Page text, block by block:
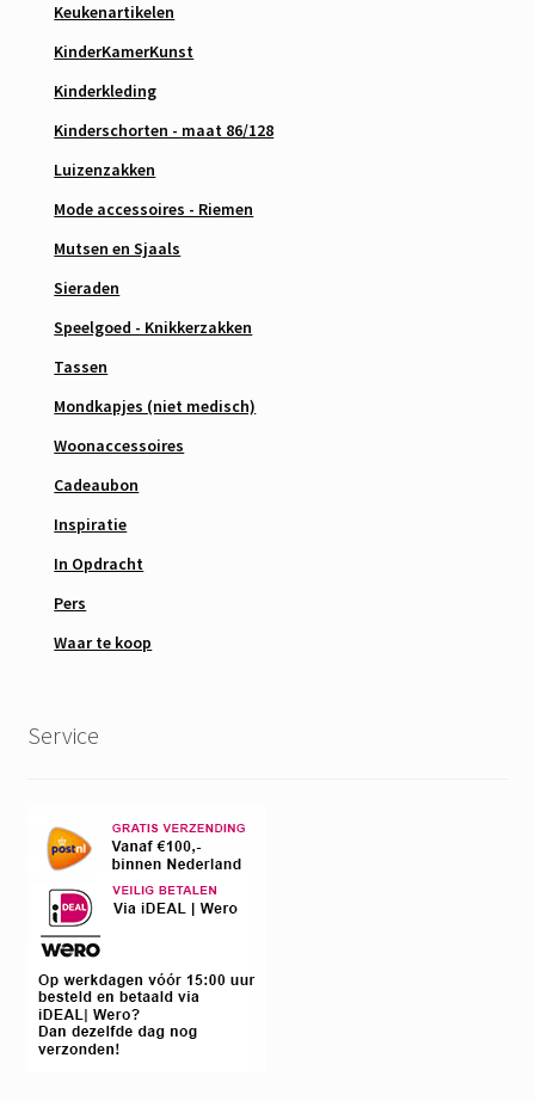
Keukenartikelen
KinderKamerKunst
Kinderkleding
Kinderschorten - maat 86/128
Luizenzakken
Mode accessoires - Riemen
Mutsen en Sjaals
Sieraden
Speelgoed - Knikkerzakken
Tassen
Mondkapjes (niet medisch)
Woonaccessoires
Cadeaubon
Inspiratie
In Opdracht
Pers
Waar te koop
Service